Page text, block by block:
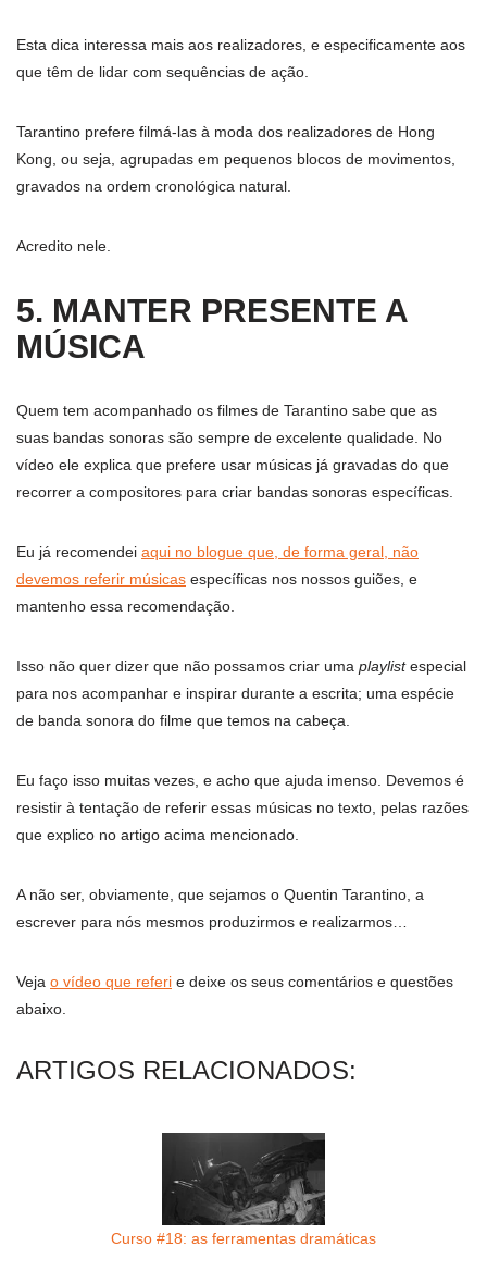
Esta dica interessa mais aos realizadores, e especificamente aos
que têm de lidar com sequências de ação.
Tarantino prefere filmá-las à moda dos realizadores de Hong
Kong, ou seja, agrupadas em pequenos blocos de movimentos,
gravados na ordem cronológica natural.
Acredito nele.
5. MANTER PRESENTE A
MÚSICA
Quem tem acompanhado os filmes de Tarantino sabe que as
suas bandas sonoras são sempre de excelente qualidade. No
vídeo ele explica que prefere usar músicas já gravadas do que
recorrer a compositores para criar bandas sonoras específicas.
Eu já recomendei aqui no blogue que, de forma geral, não
devemos referir músicas específicas nos nossos guiões, e
mantenho essa recomendação.
Isso não quer dizer que não possamos criar uma playlistespecial
para nos acompanhar e inspirar durante a escrita; uma espécie
de banda sonora do filme que temos na cabeça.
Eu faço isso muitas vezes, e acho que ajuda imenso. Devemos é
resistir à tentação de referir essas músicas no texto, pelas razões
que explico no artigo acima mencionado.
A não ser, obviamente, que sejamos o Quentin Tarantino, a
escrever para nós mesmos produzirmos e realizarmos…
Veja o vídeo que referi e deixe os seus comentários e questões
abaixo.
ARTIGOS RELACIONADOS:
Curso #18: as ferramentas dramáticas